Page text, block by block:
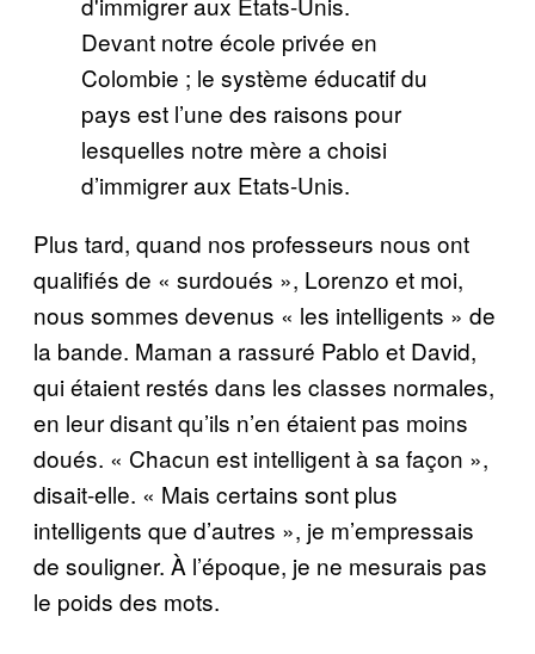
Devant notre école privée en
Colombie ; le système éducatif du
pays est l’une des raisons pour
lesquelles notre mère a choisi
d’immigrer aux Etats-Unis.
Plus tard, quand nos professeurs nous ont
qualifiés de « surdoués », Lorenzo et moi,
nous sommes devenus « les intelligents » de
la bande. Maman a rassuré Pablo et David,
qui étaient restés dans les classes normales,
en leur disant qu’ils n’en étaient pas moins
doués. « Chacun est intelligent à sa façon »,
disait-elle. « Mais certains sont plus
intelligents que d’autres », je m’empressais
de souligner. À l’époque, je ne mesurais pas
le poids des mots.